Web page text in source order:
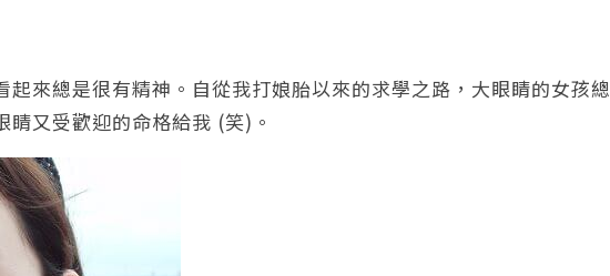
來總是很有精神。自從我打娘胎以來的求學之路，大眼睛的女孩總
又受歡迎的命格給我 (笑)。